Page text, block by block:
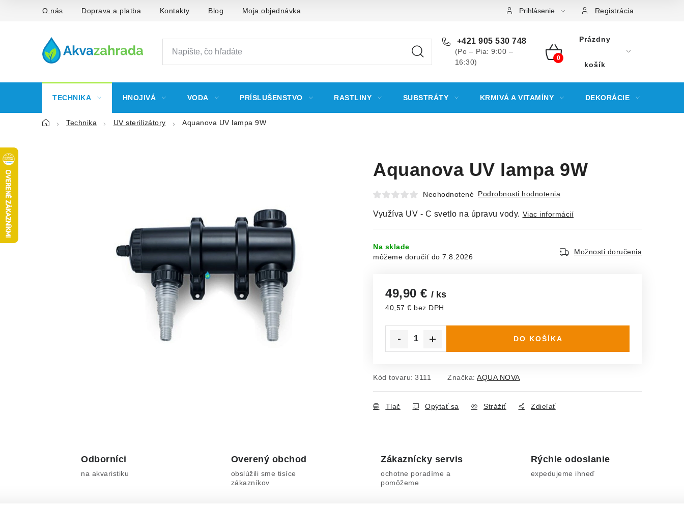
O nás Doprava a platba Kontakty Blog Moja objednávka Prihlásenie Registrácia
+421 905 530 748
(Po – Pia: 9:00 –
16:30)
NÁKUPNÝ
Prázdny
košík
TECHNIKA HNOJIVÁ VODA PRÍSLUŠENSTVO RASTLINY SUBSTRÁTY KRMIVÁ A VITAMÍNY DEKORÁCIE
DomovTechnika UV sterilizátory Aquanova UV lampa 9W
Aquanova UV lampa 9W
Neohodnotené Podrobnosti hodnotenia
Využíva UV - C svetlo na úpravu vody. Viac informácií
Na sklade
7.8.2026
Možnosti doručenia
49,90 € / ks
40,57 € bez DPH
DO KOŠÍKA
Kód tovaru: 3111 Značka: AQUA NOVA
Tlač Opýtať sa Strážiť Zdieľať
Odborníci
na akvaristiku
Overený obchod
obslúžili sme tisíce
zákazníkov
Zákaznícky servis
ochotne poradíme a
pomôžeme
Rýchle odoslanie
expedujeme ihneď